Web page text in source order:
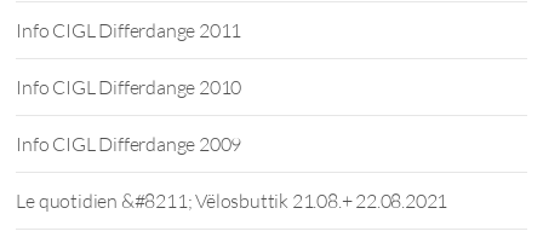
Info CIGL Differdange 2011
Info CIGL Differdange 2010
Info CIGL Differdange 2009
Le quotidien &#8211; Vëlosbuttik 21.08.+ 22.08.2021